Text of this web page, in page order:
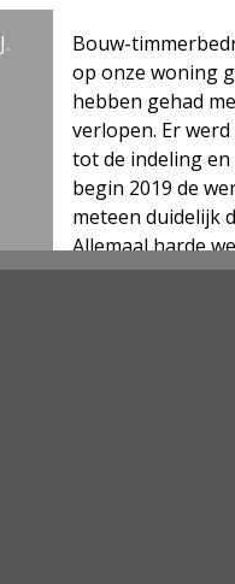
Bouw-timmerbedrijf J.
op onze woning
hebben gehad met
verlopen. Er werd actief
tot de indeling en
begin 2019 de
meteen duidelijk dat er
Allemaal harde werkers
zo’n grote verbouwing